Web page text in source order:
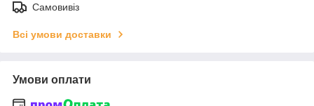
Самовивіз
Всі умови доставки
Умови оплати